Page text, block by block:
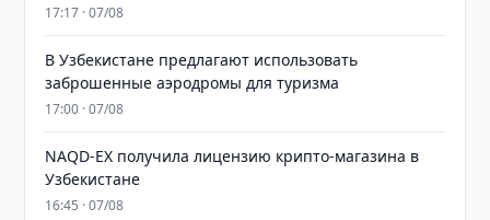
17:17 · 07/08
В Узбекистане предлагают использовать
заброшенные аэродромы для туризма
17:00 · 07/08
NAQD-EX получила лицензию крипто-магазина в
Узбекистане
16:45 · 07/08